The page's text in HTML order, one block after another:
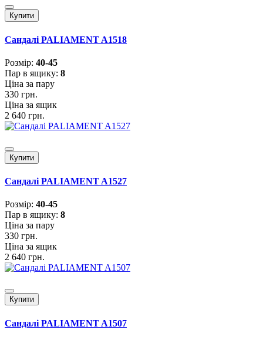
Купити
Сандалі PALIAMENT A1518
Розмiр: 40-45
Пар в ящику: 8
Ціна за пару
330 грн.
Ціна за ящик
2 640 грн.
Купити
Сандалі PALIAMENT A1527
Розмiр: 40-45
Пар в ящику: 8
Ціна за пару
330 грн.
Ціна за ящик
2 640 грн.
Купити
Сандалі PALIAMENT A1507